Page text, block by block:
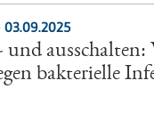
ausschalten:
bakterielle